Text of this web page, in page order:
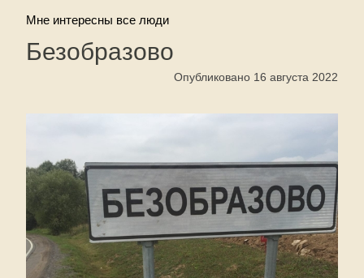
Мне интересны все люди
Безобразово
Опубликовано 16 августа 2022